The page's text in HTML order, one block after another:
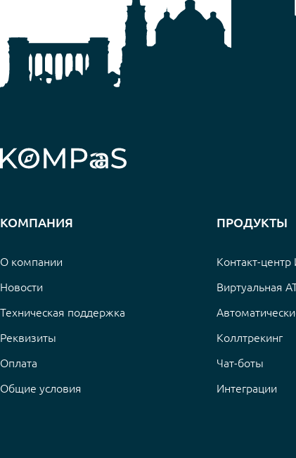
КОМПАНИЯ
О компании
Новости
Техническая поддержка
Реквизиты
Оплата
Общие условия
ПРОДУКТЫ
Контакт-
Виртуальная
Коллтрекинг
Чат-боты
Интеграции